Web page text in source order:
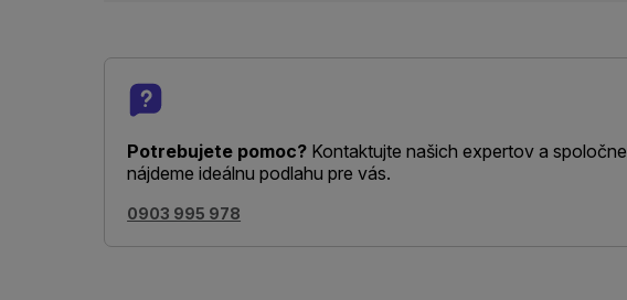
Potrebujete pomoc? Kontaktujte našich expertov a spoločne
nájdeme ideálnu podlahu pre vás.
0903 995 978